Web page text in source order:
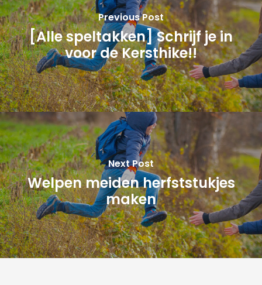
Previous Post
[Alle speltakken] Schrijf je in
voor de Kersthike!!
Next Post
Welpen meiden herfststukjes
maken